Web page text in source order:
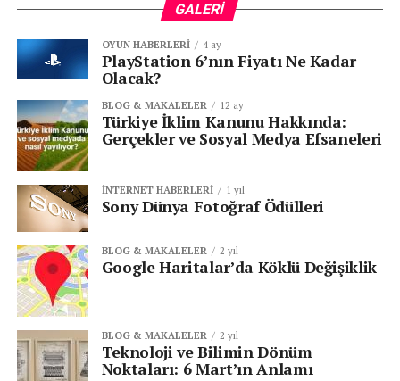
GALERI
OYUN HABERLERI 4 ay
PlayStation 6’nın Fiyatı Ne Kadar
Olacak?
BLOG & MAKALELER 12 ay
Türkiye İklim Kanunu Hakkında:
Gerçekler ve Sosyal Medya Efsaneleri
İNTERNET HABERLERI 1 yıl
Sony Dünya Fotoğraf Ödülleri
BLOG & MAKALELER 2 yıl
Google Haritalar’da Köklü Değişiklik
BLOG & MAKALELER 2 yıl
Teknoloji ve Bilimin Dönüm
Noktaları: 6 Mart’ın Anlamı